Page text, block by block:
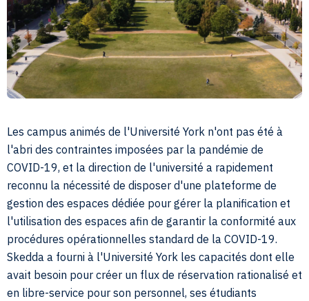
Les campus animés de l'Université York n'ont pas été à
l'abri des contraintes imposées par la pandémie de
COVID-19, et la direction de l'université a rapidement
reconnu la nécessité de disposer d'une plateforme de
gestion des espaces dédiée pour gérer la planification et
l'utilisation des espaces afin de garantir la conformité aux
procédures opérationnelles standard de la COVID-19.
Skedda a fourni à l'Université York les capacités dont elle
avait besoin pour créer un flux de réservation rationalisé et
en libre-service pour son personnel, ses étudiants